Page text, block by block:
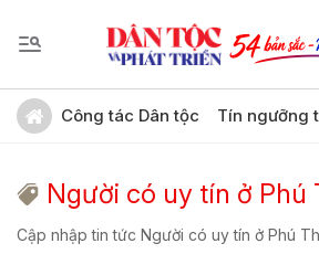
Công tác Dân tộc Tín ngưỡng
Người có uy tín ở Phú
Cập nhập tin tức Người có uy tín ở Phú